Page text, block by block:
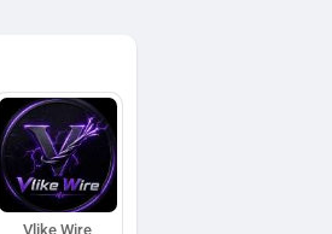
Vlike Wire